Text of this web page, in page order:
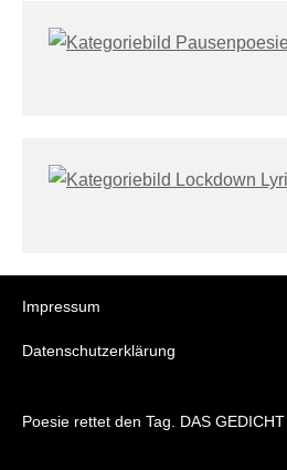
Impressum
Datenschutzerklärung
Poesie rettet den Tag. DAS GEDICHT